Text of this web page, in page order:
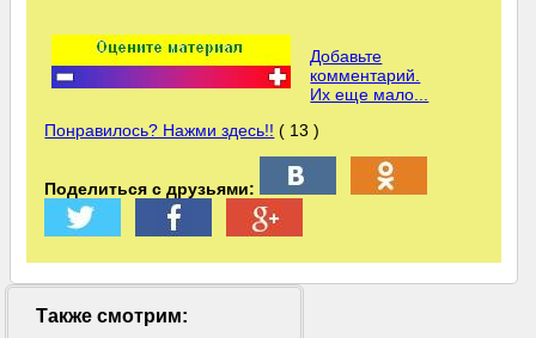
Добавьте
комментарий.
Их еще мало...
Понравилось? Нажми здесь!! ( 13 )
Поделиться с друзьями:
Также смотрим: